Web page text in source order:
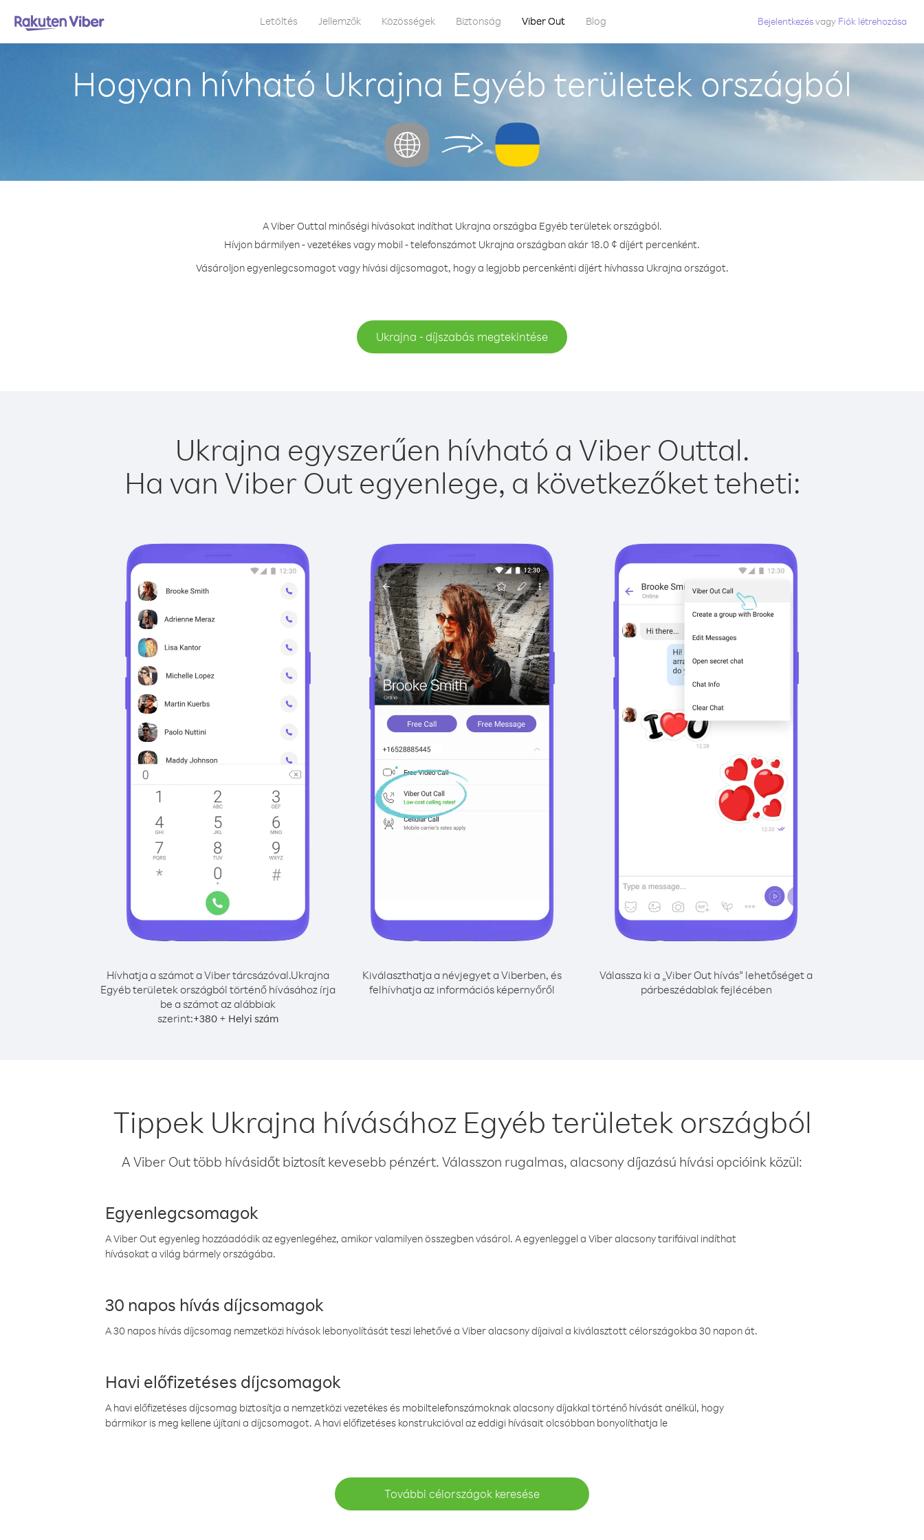
Letöltés Jellemzők Közösségek Biztonság Viber Out Blog Bejelentkezésvagy Fiók létrehozása
Hogyan hívható Ukrajna Egyéb területek országból
A Viber Outtal minőségi hívásokat indíthat Ukrajna országba Egyéb területek országból.
Hívjon bármilyen - vezetékes vagy mobil - telefonszámot Ukrajna országban akár 18.0 ¢ díjért percenként.
Vásároljon egyenlegcsomagot vagy hívási díjcsomagot, hogy a legjobb percenkénti díjért hívhassa Ukrajna országot.
Ukrajna - díjszabás megtekintése
Ukrajna egyszerűen hívható a Viber Outtal.
Ha van Viber Out egyenlege, a következőket teheti:
Hívhatja a számot a Viber tárcsázóval.Ukrajna
Egyéb területek országból történő hívásához írja
be a számot az alábbiak
szerint:+380 + Helyi szám
Kiválaszthatja a névjegyet a Viberben, és
felhívhatja az információs képernyőről
Válassza ki a „Viber Out hívás” lehetőséget a
párbeszédablak fejlécében
Tippek Ukrajna hívásához Egyéb területek országból
A Viber Out több hívásidőt biztosít kevesebb pénzért. Válasszon rugalmas, alacsony díjazású hívási opcióink közül:
Egyenlegcsomagok
A Viber Out egyenleg hozzáadódik az egyenlegéhez, amikor valamilyen összegben vásárol. A egyenleggel a Viber alacsony tarifáival indíthat
hívásokat a világ bármely országába.
30 napos hívás díjcsomagok
A 30 napos hívás díjcsomag nemzetközi hívások lebonyolítását teszi lehetővé a Viber alacsony díjaival a kiválasztott célországokba 30 napon át.
Havi előfizetéses díjcsomagok
A havi előfizetéses díjcsomag biztosítja a nemzetközi vezetékes és mobiltelefonszámoknak alacsony díjakkal történő hívását anélkül, hogy
bármikor is meg kellene újítani a díjcsomagot. A havi előfizetéses konstrukcióval az eddigi hívásait olcsóbban bonyolíthatja le
További célországok keresése